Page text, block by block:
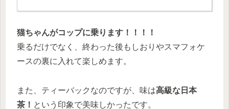
猫ちゃんがコップに乗ります！！！！
乗るだけでなく、終わった後もしおりやスマフォケ
ースの裏に入れて楽しめます。
また、ティーバックなのですが、味は高級な日本
茶！ という印象で美味しかったです。